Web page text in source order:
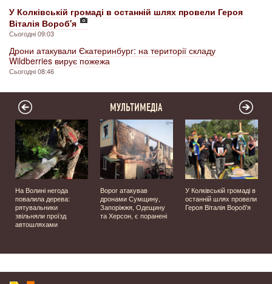
У Колківській громаді в останній шлях провели Героя
Віталія Вороб'я
Сьогодні 09:03
Дрони атакували Єкатеринбург: на території складу
Wildberries вирує пожежа
Сьогодні 08:46
МУЛЬТИМЕДІА
На Волині негода
повалила дерева:
рятувальники
звільняли проїзд
автошляхами
Ворог атакував
дронами Сумщину,
Запоріжжя, Одещину
та Херсон, є поранені
У Колківській громаді в
останній шлях провели
Героя Віталія Вороб'я